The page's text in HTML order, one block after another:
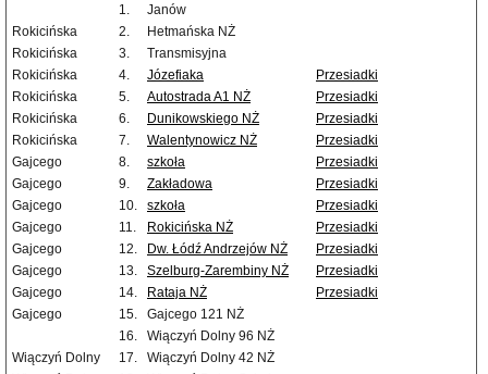
1.
Janów
Rokicińska
2.
Hetmańska NŻ
Rokicińska
3.
Transmisyjna
Rokicińska
4. Józefiaka
Przesiadki
Rokicińska
5. Autostrada A1 NŻ
Przesiadki
Rokicińska
6. Dunikowskiego NŻ
Przesiadki
Rokicińska
7. Walentynowicz NŻ
Przesiadki
Gajcego
8. szkoła
Przesiadki
Gajcego
9. Zakładowa
Przesiadki
Gajcego
10. szkoła
Przesiadki
Gajcego
11. Rokicińska NŻ
Przesiadki
Gajcego
12. Dw. Łódź Andrzejów NŻ
Przesiadki
Gajcego
13. Szelburg-Zarembiny NŻ
Przesiadki
Gajcego
14. Rataja NŻ
Przesiadki
Gajcego
15.
Gajcego 121 NŻ
16.
Wiączyń Dolny 96 NŻ
Wiączyń Dolny
17.
Wiączyń Dolny 42 NŻ